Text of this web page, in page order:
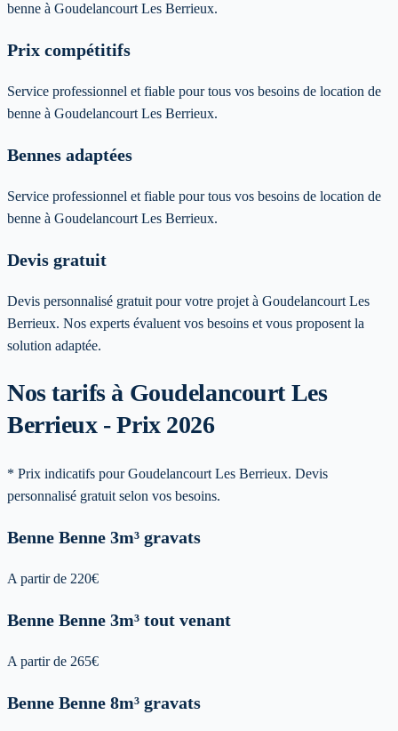
benne à Goudelancourt Les Berrieux.
Prix compétitifs
Service professionnel et fiable pour tous vos besoins de location de
benne à Goudelancourt Les Berrieux.
Bennes adaptées
Service professionnel et fiable pour tous vos besoins de location de
benne à Goudelancourt Les Berrieux.
Devis gratuit
Devis personnalisé gratuit pour votre projet à Goudelancourt Les
Berrieux. Nos experts évaluent vos besoins et vous proposent la
solution adaptée.
Nos tarifs à Goudelancourt Les
Berrieux - Prix 2026
* Prix indicatifs pour Goudelancourt Les Berrieux. Devis
personnalisé gratuit selon vos besoins.
Benne Benne 3m³ gravats
A partir de 220€
Benne Benne 3m³ tout venant
A partir de 265€
Benne Benne 8m³ gravats